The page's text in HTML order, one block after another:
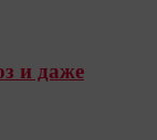
и даже